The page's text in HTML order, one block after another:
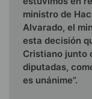
ministro de
Alvarado, el
esta decisión
Cristiano junto
diputadas,
es unánime”.